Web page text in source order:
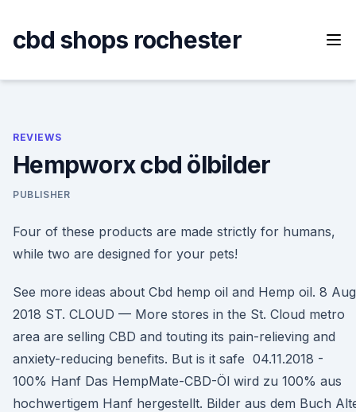
content
cbd shops rochester
REVIEWS
Hempworx cbd ölbilder
PUBLISHER
Four of these products are made strictly for humans,
while two are designed for your pets!
See more ideas about Cbd hemp oil and Hemp oil. 8 Aug
2018 ST. CLOUD — More stores in the St. Cloud metro
area are selling CBD and touting its pain-relieving and
anxiety-reducing benefits. But is it safe 04.11.2018 -
100% Hanf Das HempMate-CBD-Öl wird zu 100% aus
hochwertigem Hanf hergestellt. Bilder aus dem Buch